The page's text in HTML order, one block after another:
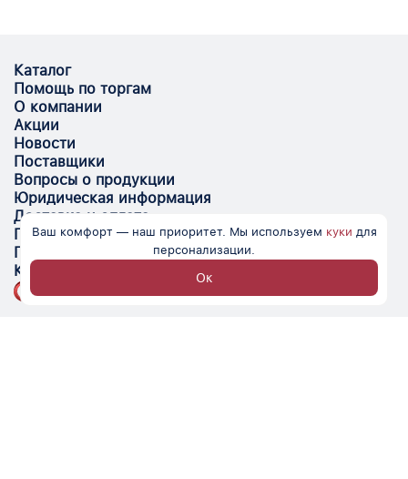
Каталог
Помощь по торгам
О компании
Акции
Новости
Поставщики
Вопросы о продукции
Юридическая информация
Доставка и оплата
Поставщикам
Помощь
Контакты
Ваш комфорт — наш приоритет. Мы используем куки для
персонализации.
Ок